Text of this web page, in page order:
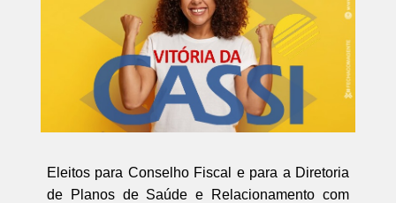
Eleitos para Conselho Fiscal e para a Diretoria
de Planos de Saúde e Relacionamento com